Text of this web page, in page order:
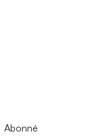
Abonné